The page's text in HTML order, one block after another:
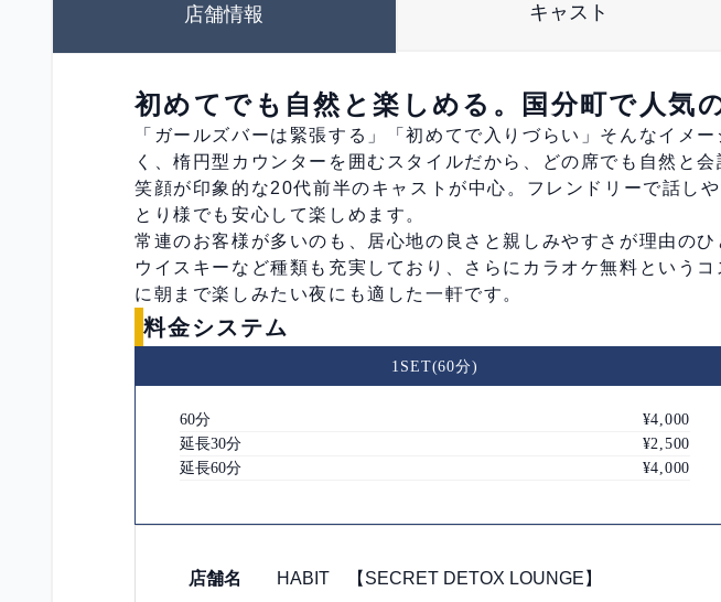
店舗情報 キャスト
初めてでも自然と楽しめる。国分町で人気
「ガールズバーは緊張する」「初めてで入りづらい」そんなイメ
く、楕円型カウンターを囲むスタイルだから、どの席でも自然と
笑顔が印象的な20代前半のキャストが中心。フレンドリーで話し
とり様でも安心して楽しめます。
常連のお客様が多いのも、居心地の良さと親しみやすさが理由の
ウイスキーなど種類も充実しており、さらにカラオケ無料という
に朝まで楽しみたい夜にも適した一軒です。
料金システム
1SET(60分)
60分
¥4,000
延長30分
¥2,500
延長60分
¥4,000
店舗情報
店舗名 HABIT 【SECRET DETOX LOUNGE】